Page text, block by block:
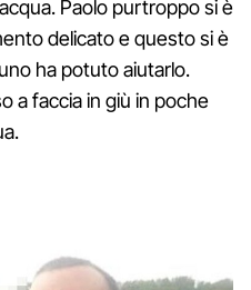
Paolo purtroppo si è
delicato e questo si è
ha potuto aiutarlo.
a faccia in giù in poche